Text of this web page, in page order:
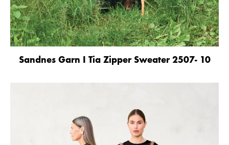
Sandnes Garn I Tia Zipper Sweater 2507- 10